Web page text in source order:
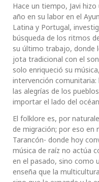
Hace un tiempo, Javi
año en su labor en el
Latina y Portugal,
búsqueda de los ritmos
su último trabajo, donde
jota tradicional con el
solo enriqueció su
intervención
las alegrías de los
importar el lado del
El folklore es, por
de migración; por eso en
Tarancón- donde hoy
música de raíz no actúa
en el pasado, sino como
enseña que la